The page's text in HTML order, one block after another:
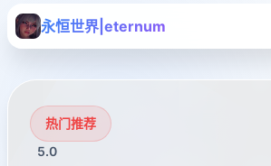
永恒世界|eternum
热门推荐
5.0